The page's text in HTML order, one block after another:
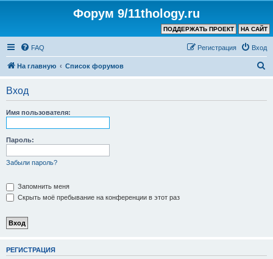
Форум 9/11thology.ru
НА САЙТ
ПОДДЕРЖАТЬ ПРОЕКТ
FAQ Вход
Регистрация
На главную Список форумов
Вход
Имя пользователя:
Пароль:
Забыли пароль?
Запомнить меня
Скрыть моё пребывание на конференции в этот раз
РЕГИСТРАЦИЯ